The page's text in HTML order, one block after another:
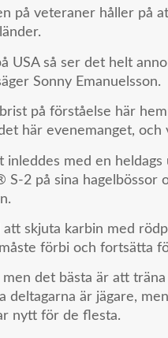
på veteraner håller på
USA så ser det helt
Sonny Emanuelsson.
på förståelse här
här evenemanget,
inleddes med en
2 på sina hagelbössor
skjuta karbin med
förbi och fortsätta
men det bästa är att
deltagarna är jägare,
nytt för de flesta.